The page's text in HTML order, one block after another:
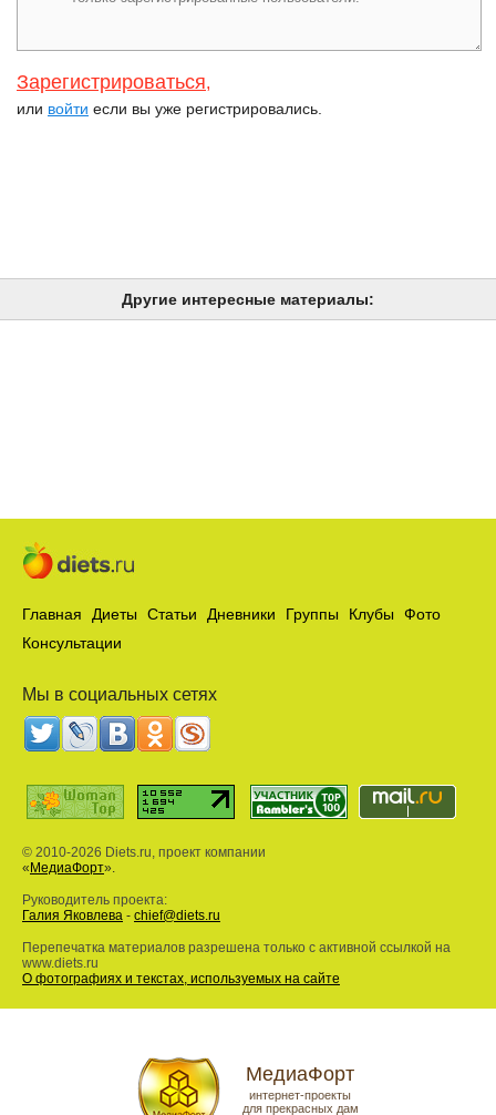
Зарегистрироваться,
или войти если вы уже регистрировались.
Другие интересные материалы:
Главная Диеты Статьи Дневники Группы Клубы
Фото
Консультации
Мы в социальных сетях
© 2010-2026 Diets.ru, проект компании
« МедиаФорт».
Руководитель проекта:
Галия Яковлева - chief@diets.ru
Перепечатка материалов разрешена только с активной ссылкой на
www.diets.ru
О фотографиях и текстах, используемых на сайте
МедиаФорт
интернет-проекты
для прекрасных дам